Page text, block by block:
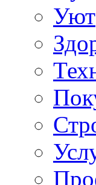
Уют